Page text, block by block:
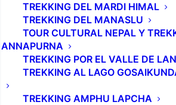
TREKKING DEL MARDI HIMAL
TREKKING DEL MANASLU
TOUR CULTURAL NEPAL Y
ANNAPURNA
TREKKING POR EL VALLE DE
TREKKING AL LAGO
TREKKING AMPHU LAPCHA